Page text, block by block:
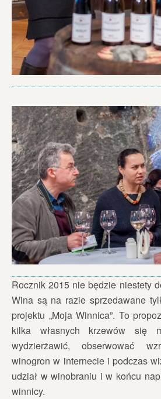
Rocznik 2015 nie będzie niestety
Wina są na razie sprzedawane
projektu „Moja Winnica”. To
kilka własnych krzewów się
wydzierżawić, obserwować
winogron w internecie i podczas
udział w winobraniu i w końcu
winnicy.